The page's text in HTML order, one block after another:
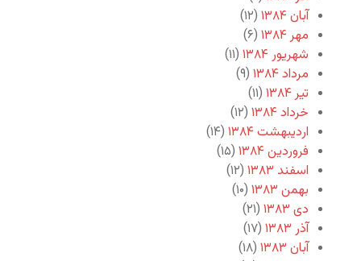
آبان ۱۳۸۴
(۱۲)
مهر ۱۳۸۴
(۶)
شهریور ۱۳۸۴
(۱۱)
مرداد ۱۳۸۴
(۹)
تیر ۱۳۸۴
(۱۱)
خرداد ۱۳۸۴
(۱۲)
اردیبهشت ۱۳۸۴
(۱۴)
فروردین ۱۳۸۴
(۱۵)
اسفند ۱۳۸۳
(۱۲)
بهمن ۱۳۸۳
(۱۰)
دی ۱۳۸۳
(۲۱)
آذر ۱۳۸۳
(۱۷)
آبان ۱۳۸۳
(۱۸)